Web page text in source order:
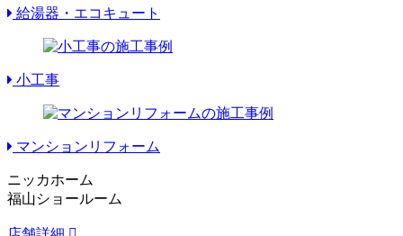
給湯器・エコキュート
小工事
マンションリフォーム
ニッカホーム
福山ショールーム